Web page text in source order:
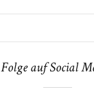
Folge auf Social